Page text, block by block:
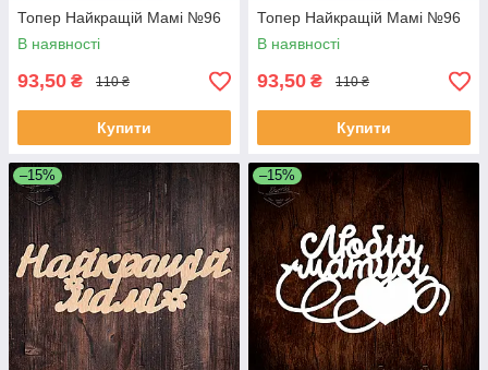
Топер Найкращій Мамі №96
В наявності
93,50 ₴ 110 ₴
Купити
Топер Найкращій Мамі №96
В наявності
93,50 ₴ 110 ₴
Купити
–15% –15%